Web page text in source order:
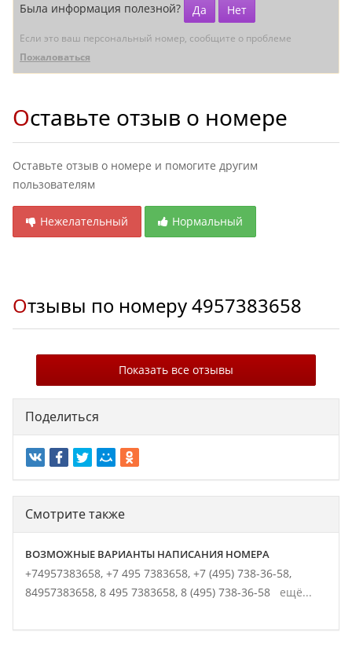
Была информация полезной?
Да Нет
Если это ваш персональный номер, сообщите о проблеме
Пожаловаться
Оставьте отзыв о номере
Оставьте отзыв о номере и помогите другим
пользователям
Нежелательный Нормальный
Отзывы по номеру4957383658
Показать все отзывы
Поделиться
Смотрите также
ВОЗМОЖНЫЕ ВАРИАНТЫ НАПИСАНИЯ НОМЕРА
+74957383658, +7 495 7383658, +7 (495) 738-36-58,
84957383658, 8 495 7383658, 8 (495) 738-36-58 ещё...